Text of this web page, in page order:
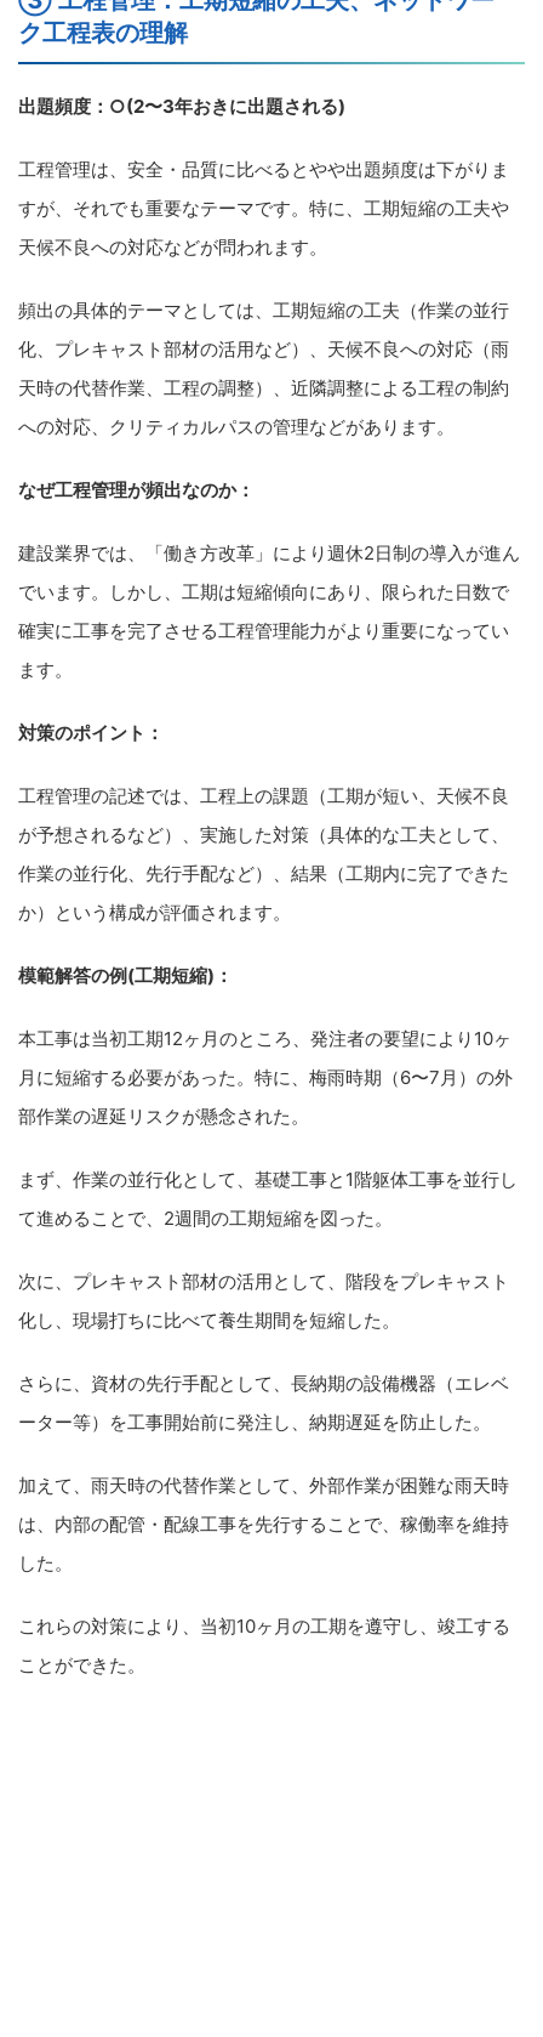
ク工程表の理解
出題頻度：○(2〜3年おきに出題される)
工程管理は、安全・品質に比べるとやや出題頻度は下がりま
すが、それでも重要なテーマです。特に、工期短縮の工夫や
天候不良への対応などが問われます。
頻出の具体的テーマとしては、工期短縮の工夫（作業の並行
化、プレキャスト部材の活用など）、天候不良への対応（雨
天時の代替作業、工程の調整）、近隣調整による工程の制約
への対応、クリティカルパスの管理などがあります。
なぜ工程管理が頻出なのか：
建設業界では、「働き方改革」により週休2日制の導入が進ん
でいます。しかし、工期は短縮傾向にあり、限られた日数で
確実に工事を完了させる工程管理能力がより重要になってい
ます。
対策のポイント：
工程管理の記述では、工程上の課題（工期が短い、天候不良
が予想されるなど）、実施した対策（具体的な工夫として、
作業の並行化、先行手配など）、結果（工期内に完了できた
か）という構成が評価されます。
模範解答の例(工期短縮)：
本工事は当初工期12ヶ月のところ、発注者の要望により10ヶ
月に短縮する必要があった。特に、梅雨時期（6〜7月）の外
部作業の遅延リスクが懸念された。
まず、作業の並行化として、基礎工事と1階躯体工事を並行し
て進めることで、2週間の工期短縮を図った。
次に、プレキャスト部材の活用として、階段をプレキャスト
化し、現場打ちに比べて養生期間を短縮した。
さらに、資材の先行手配として、長納期の設備機器（エレベ
ーター等）を工事開始前に発注し、納期遅延を防止した。
加えて、雨天時の代替作業として、外部作業が困難な雨天時
は、内部の配管・配線工事を先行することで、稼働率を維持
した。
これらの対策により、当初10ヶ月の工期を遵守し、竣工する
ことができた。